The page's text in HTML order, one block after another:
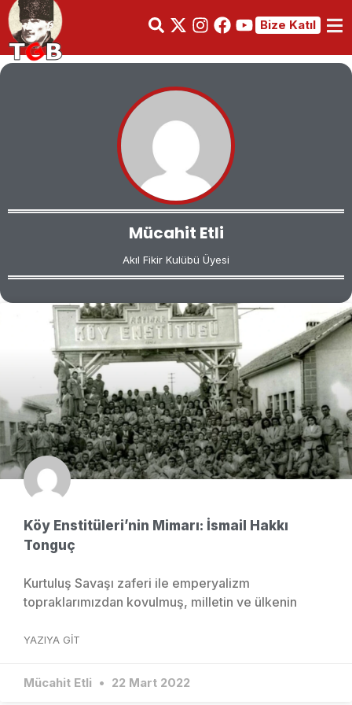
Bize Katıl
Mücahit Etli
Akıl Fikir Kulübü Üyesi
Köy Enstitüleri’nin Mimarı: İsmail Hakkı
Tonguç
Kurtuluş Savaşı zaferi ile emperyalizm
topraklarımızdan kovulmuş, milletin ve ülkenin
YAZIYA GIT
Mücahit Etli 22 Mart 2022